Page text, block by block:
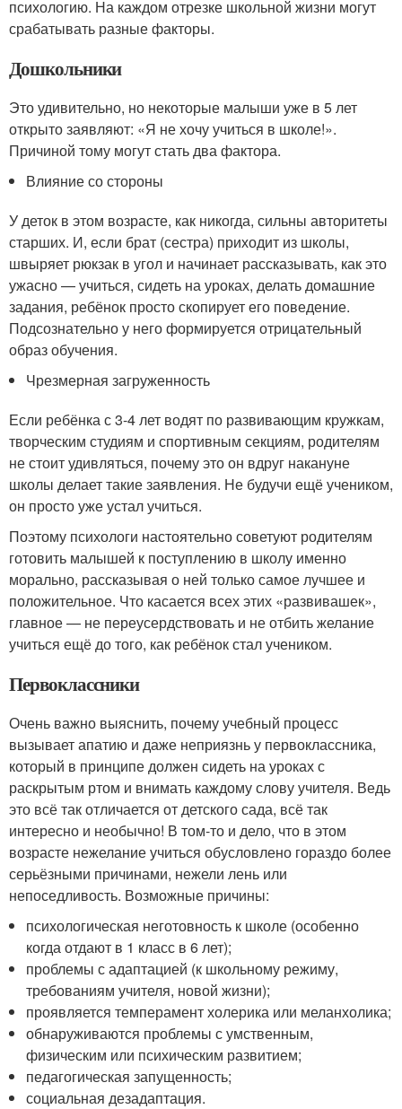
психологию. На каждом отрезке школьной жизни могут
срабатывать разные факторы.
Дошкольники
Это удивительно, но некоторые малыши уже в 5 лет
открыто заявляют: «Я не хочу учиться в школе!».
Причиной тому могут стать два фактора.
Влияние со стороны
У деток в этом возрасте, как никогда, сильны авторитеты
старших. И, если брат (сестра) приходит из школы,
швыряет рюкзак в угол и начинает рассказывать, как это
ужасно — учиться, сидеть на уроках, делать домашние
задания, ребёнок просто скопирует его поведение.
Подсознательно у него формируется отрицательный
образ обучения.
Чрезмерная загруженность
Если ребёнка с 3-4 лет водят по развивающим кружкам,
творческим студиям и спортивным секциям, родителям
не стоит удивляться, почему это он вдруг накануне
школы делает такие заявления. Не будучи ещё учеником,
он просто уже устал учиться.
Поэтому психологи настоятельно советуют родителям
готовить малышей к поступлению в школу именно
морально, рассказывая о ней только самое лучшее и
положительное. Что касается всех этих «развивашек»,
главное — не переусердствовать и не отбить желание
учиться ещё до того, как ребёнок стал учеником.
Первоклассники
Очень важно выяснить, почему учебный процесс
вызывает апатию и даже неприязнь у первоклассника,
который в принципе должен сидеть на уроках с
раскрытым ртом и внимать каждому слову учителя. Ведь
это всё так отличается от детского сада, всё так
интересно и необычно! В том-то и дело, что в этом
возрасте нежелание учиться обусловлено гораздо более
серьёзными причинами, нежели лень или
непоседливость. Возможные причины:
психологическая неготовность к школе (особенно
когда отдают в 1 класс в 6 лет);
проблемы с адаптацией (к школьному режиму,
требованиям учителя, новой жизни);
проявляется темперамент холерика или меланхолика;
обнаруживаются проблемы с умственным,
физическим или психическим развитием;
педагогическая запущенность;
социальная дезадаптация.